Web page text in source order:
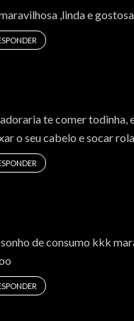
,linda e
te comer todinha,
o seu cabelo e socar
de consumo kkk